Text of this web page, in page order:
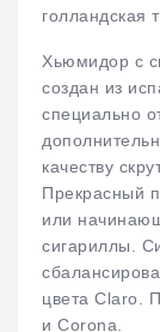
голландская
Хьюмидор с
создан из
специально
качеству
Прекрасный
или
сигариллы.
цвета Claro.
и Corona.